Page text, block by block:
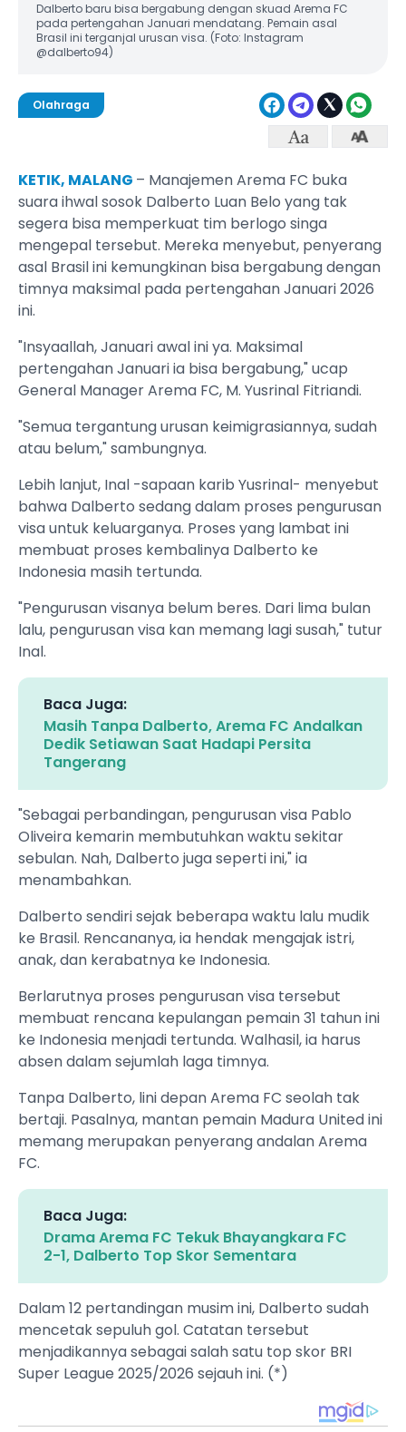
Dalberto baru bisa bergabung dengan skuad Arema FC
pada pertengahan Januari mendatang. Pemain asal
Brasil ini terganjal urusan visa. (Foto: Instagram
@dalberto94)
Olahraga
KETIK, MALANG – Manajemen Arema FC buka
suara ihwal sosok Dalberto Luan Belo yang tak
segera bisa memperkuat tim berlogo singa
mengepal tersebut. Mereka menyebut, penyerang
asal Brasil ini kemungkinan bisa bergabung dengan
timnya maksimal pada pertengahan Januari 2026
ini.
"Insyaallah, Januari awal ini ya. Maksimal
pertengahan Januari ia bisa bergabung," ucap
General Manager Arema FC, M. Yusrinal Fitriandi.
"Semua tergantung urusan keimigrasiannya, sudah
atau belum," sambungnya.
Lebih lanjut, Inal -sapaan karib Yusrinal- menyebut
bahwa Dalberto sedang dalam proses pengurusan
visa untuk keluarganya. Proses yang lambat ini
membuat proses kembalinya Dalberto ke
Indonesia masih tertunda.
"Pengurusan visanya belum beres. Dari lima bulan
lalu, pengurusan visa kan memang lagi susah," tutur
Inal.
Baca Juga:
Masih Tanpa Dalberto, Arema FC Andalkan
Dedik Setiawan Saat Hadapi Persita
Tangerang
"Sebagai perbandingan, pengurusan visa Pablo
Oliveira kemarin membutuhkan waktu sekitar
sebulan. Nah, Dalberto juga seperti ini," ia
menambahkan.
Dalberto sendiri sejak beberapa waktu lalu mudik
ke Brasil. Rencananya, ia hendak mengajak istri,
anak, dan kerabatnya ke Indonesia.
Berlarutnya proses pengurusan visa tersebut
membuat rencana kepulangan pemain 31 tahun ini
ke Indonesia menjadi tertunda. Walhasil, ia harus
absen dalam sejumlah laga timnya.
Tanpa Dalberto, lini depan Arema FC seolah tak
bertaji. Pasalnya, mantan pemain Madura United ini
memang merupakan penyerang andalan Arema
FC.
Baca Juga:
Drama Arema FC Tekuk Bhayangkara FC
2-1, Dalberto Top Skor Sementara
Dalam 12 pertandingan musim ini, Dalberto sudah
mencetak sepuluh gol. Catatan tersebut
menjadikannya sebagai salah satu top skor BRI
Super League 2025/2026 sejauh ini. (*)